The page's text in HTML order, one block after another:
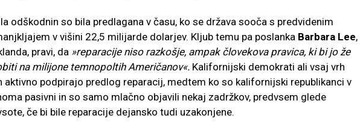
odškodnin so bila predlagana v času, ko se država sooča s predvidenim
v višini 22,5 milijarde dolarjev. Kljub temu pa poslanka Barbara Lee,
pravi, da »reparacije niso razkošje, ampak človekova pravica, ki bi jo že
na milijone temnopoltih Američanov«. Kalifornijski demokrati ali vsaj vrh
aktivno podpirajo predlog reparacij, medtem ko so kalifornijski republikanci v
pasivni in so samo mlačno objavili nekaj zadržkov, predvsem glede
če bi bile reparacije dejansko tudi uzakonjene.